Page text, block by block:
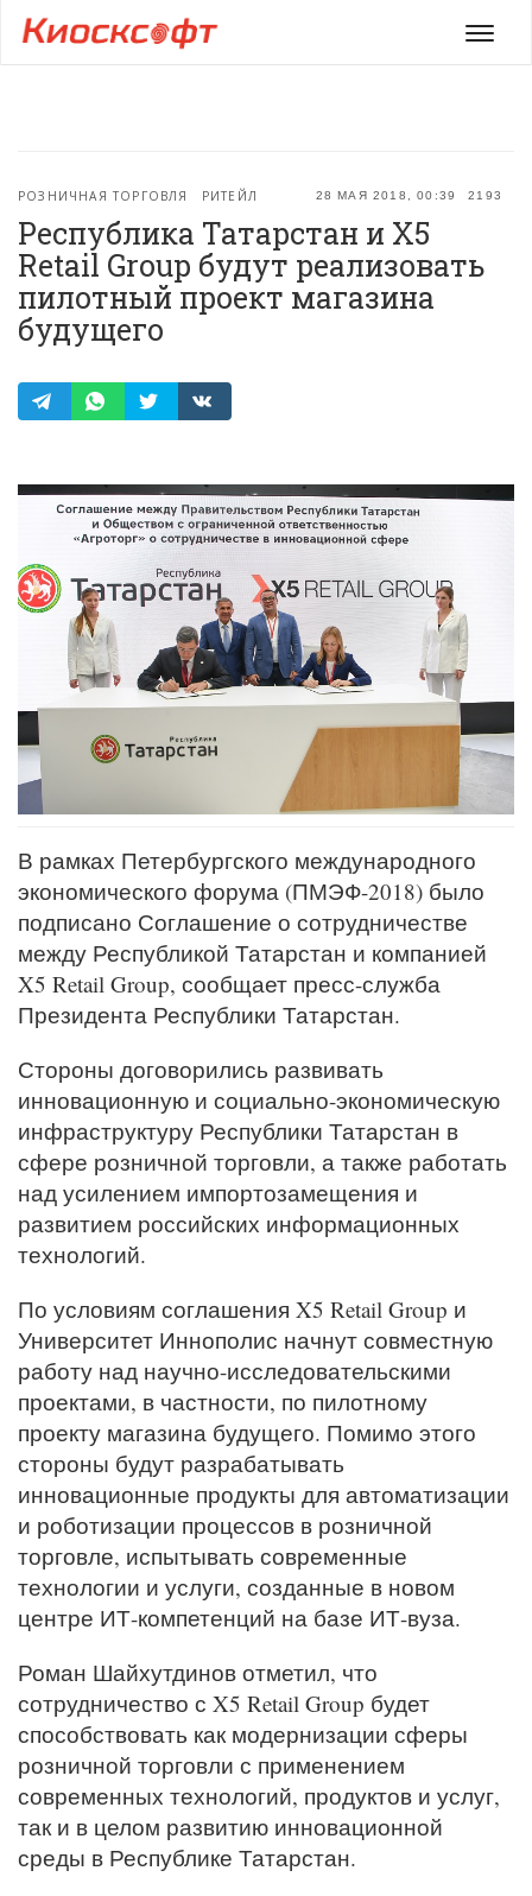
Меню
28 МАЯ 2018, 00:39 2193
РОЗНИЧНАЯ ТОРГОВЛЯ РИТЕЙЛ
Республика Татарстан и X5
Retail Group будут реализовать
пилотный проект магазина
будущего
В рамках Петербургского международного
экономического форума (ПМЭФ-2018) было
подписано Соглашение о сотрудничестве
между Республикой Татарстан и компанией
X5 Retail Group, сообщает пресс-служба
Президента Республики Татарстан.
Стороны договорились развивать
инновационную и социально-экономическую
инфраструктуру Республики Татарстан в
сфере розничной торговли, а также работать
над усилением импортозамещения и
развитием российских информационных
технологий.
По условиям соглашения X5 Retail Group и
Университет Иннополис начнут совместную
работу над научно-исследовательскими
проектами, в частности, по пилотному
проекту магазина будущего. Помимо этого
стороны будут разрабатывать
инновационные продукты для автоматизации
и роботизации процессов в розничной
торговле, испытывать современные
технологии и услуги, созданные в новом
центре ИТ-компетенций на базе ИТ-вуза.
Роман Шайхутдинов отметил, что
сотрудничество с X5 Retail Group будет
способствовать как модернизации сферы
розничной торговли с применением
современных технологий, продуктов и услуг,
так и в целом развитию инновационной
среды в Республике Татарстан.